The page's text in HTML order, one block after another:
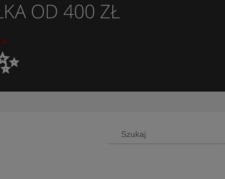
OD 400 ZŁ